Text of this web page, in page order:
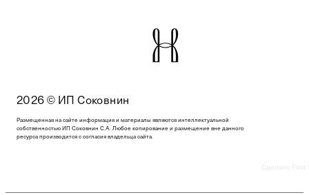
2026 © ИП Соковнин
Размещенная на сайте информация и материалы являются интеллектуальной
собственностью ИП Соковнин С.А. Любое копирование и размещение вне данного
ресурса производится с согласия владельца сайта.